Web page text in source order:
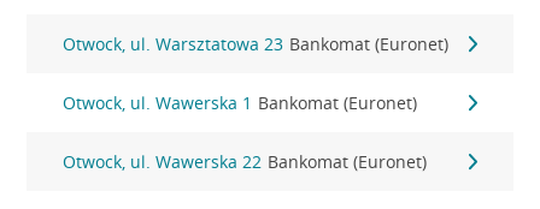
Otwock, ul. Warsztatowa 23 Bankomat (Euronet)
Otwock, ul. Wawerska 1 Bankomat (Euronet)
Otwock, ul. Wawerska 22 Bankomat (Euronet)